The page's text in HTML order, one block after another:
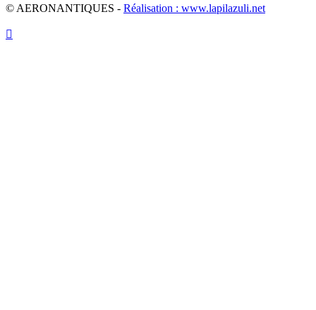
© AERONANTIQUES - Réalisation : www.lapilazuli.net
